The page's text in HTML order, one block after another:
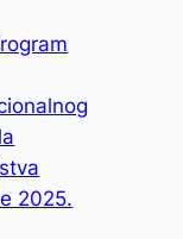
2025.